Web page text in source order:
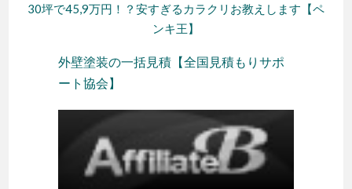
30坪で45,9万円！？安すぎるカラクリお教えします【ペ
ンキ王】
外壁塗装の一括見積【全国見積もりサポ
ート協会】